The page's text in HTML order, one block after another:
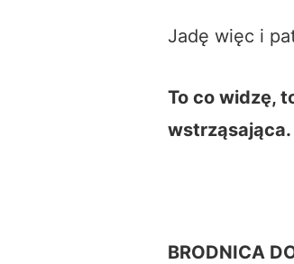
Jadę więc i
To co widzę,
BRODNICA